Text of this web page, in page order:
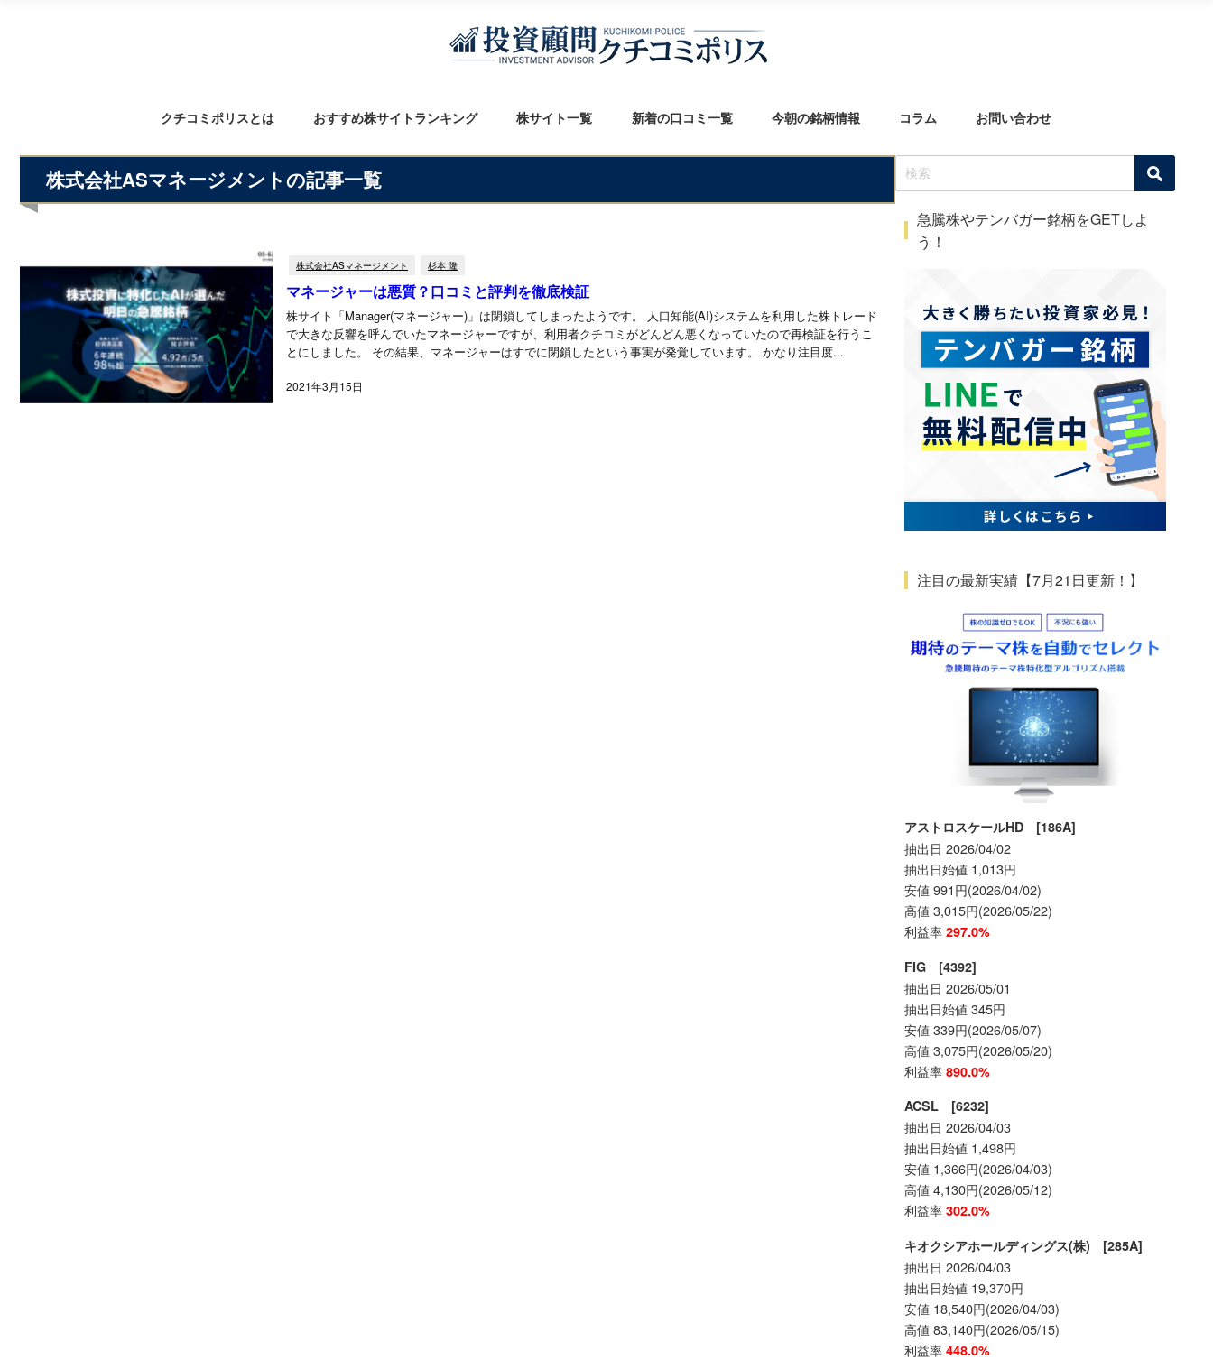
クチコミポリスとは おすすめ株サイトランキング 株サイト一覧 新着の口コミ一覧 今朝の銘柄情報 コラム お問い合わせ
株式会社ASマネージメントの記事一覧
株式会社ASマネージメント 杉本 隆
マネージャーは悪質？口コミと評判を徹底検証
2021年3月15日
株サイト「Manager(マネージャー)」は閉鎖してしまったようです。 人口知能(AI)システムを利用した株トレード
で大きな反響を呼んでいたマネージャーですが、利用者クチコミがどんどん悪くなっていたので再検証を行うこ
とにしました。 その結果、マネージャーはすでに閉鎖したという事実が発覚しています。 かなり注目度...
急騰株やテンバガー銘柄をGETしよ
う！
注目の最新実績【7月21日更新！】
アストロスケールHD [186A]
抽出日 2026/04/02
抽出日始値 1,013円
安値 991円(2026/04/02)
高値 3,015円(2026/05/22)
利益率 297.0%
FIG [4392]
抽出日 2026/05/01
抽出日始値 345円
安値 339円(2026/05/07)
高値 3,075円(2026/05/20)
利益率 890.0%
ACSL [6232]
抽出日 2026/04/03
抽出日始値 1,498円
安値 1,366円(2026/04/03)
高値 4,130円(2026/05/12)
利益率 302.0%
キオクシアホールディングス(株) [285A]
抽出日 2026/04/03
抽出日始値 19,370円
安値 18,540円(2026/04/03)
高値 83,140円(2026/05/15)
利益率 448.0%